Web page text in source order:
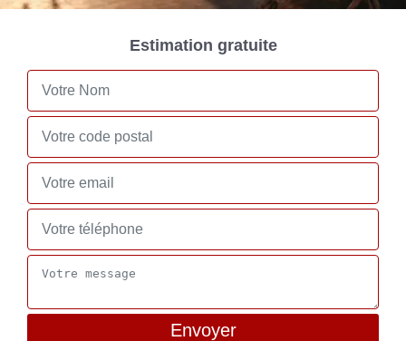
Estimation gratuite